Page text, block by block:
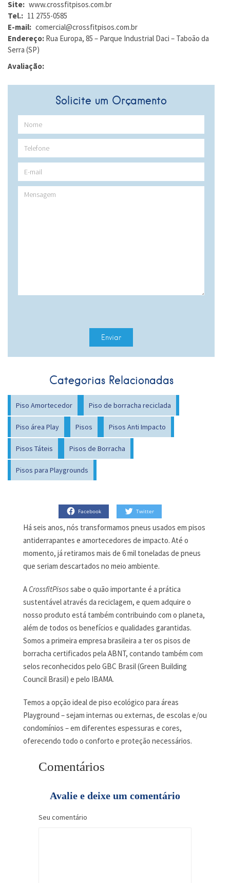
Site: www.crossfitpisos.com.br
Tel.: 11 2755-0585
E-mail: comercial@crossfitpisos.com.br
Endereço: Rua Europa, 85 – Parque Industrial Daci – Taboão da
Serra (SP)
Avaliação:
Solicite um Orçamento
Categorias Relacionadas
Piso Amortecedor Piso de borracha reciclada
Piso área Play Pisos Pisos Anti Impacto
Pisos Táteis Pisos de Borracha
Pisos para Playgrounds
Facebook Twitter
Há seis anos, nós transformamos pneus usados em pisos
antiderrapantes e amortecedores de impacto. Até o
momento, já retiramos mais de 6 mil toneladas de pneus
que seriam descartados no meio ambiente.
A CrossfitPisossabe o quão importante é a prática
sustentável através da reciclagem, e quem adquire o
nosso produto está também contribuindo com o planeta,
além de todos os benefícios e qualidades garantidas.
Somos a primeira empresa brasileira a ter os pisos de
borracha certificados pela ABNT, contando também com
selos reconhecidos pelo GBC Brasil (Green Building
Council Brasil) e pelo IBAMA.
Temos a opção ideal de piso ecológico para áreas
Playground – sejam internas ou externas, de escolas e/ou
condomínios – em diferentes espessuras e cores,
oferecendo todo o conforto e proteção necessários.
Comentários
Avalie e deixe um comentário
Seu comentário